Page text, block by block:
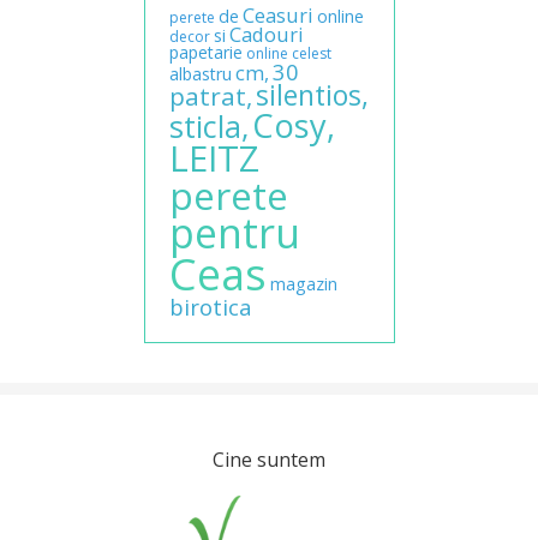
perete de Ceasuri online
decor si Cadouri
papetarie online celest
albastru cm,30
patrat,silentios,
sticla,Cosy,
LEITZ
perete
pentru
Ceas magazin
birotica
Cine suntem